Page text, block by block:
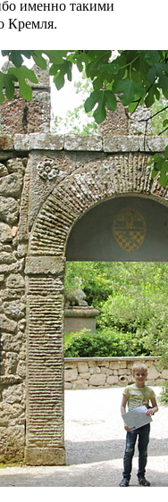
именно такими
Кремля.